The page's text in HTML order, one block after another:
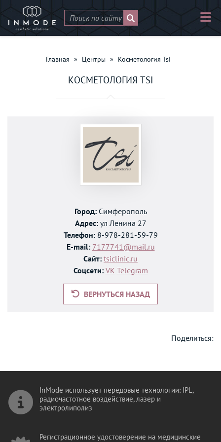
Главная » Центры » Косметология Tsi
КОСМЕТОЛОГИЯ TSI
Город:Симферополь
Адрес:ул Ленина 27
Телефон:8-978-281-59-79
E-mail: 7177741@mail.ru
Сайт: tsiclinic.ru
Соцсети: VK Telegram
ВЕРНУТЬСЯ НАЗАД
Поделиться:
InMode использует передовые технологии: IPL,
радиочастотное воздействие, лазер и
электролиполиз
Регистрационное удостоверение на медицинские